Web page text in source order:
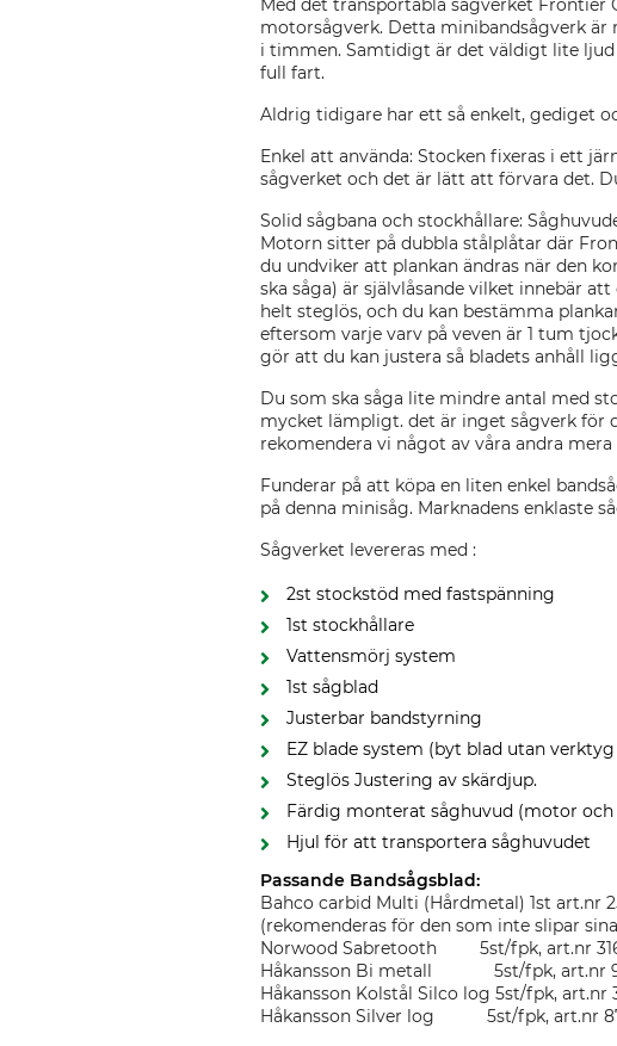
Med det transportabla sågverket Frontier
motorsågverk. Detta minibandsågverk
i timmen. Samtidigt är det väldigt lite
full fart.
Aldrig tidigare har ett så enkelt, gediget
Enkel att använda: Stocken fixeras i ett
sågverket och det är lätt att förvara det.
Solid sågbana och stockhållare:
Motorn sitter på dubbla stålplåtar där
du undviker att plankan ändras när den
ska såga) är självlåsande vilket innebär
helt steglös, och du kan bestämma
eftersom varje varv på veven är 1 tum
gör att du kan justera så bladets anhåll
Du som ska såga lite mindre antal med
mycket lämpligt. det är inget sågverk för
rekomendera vi något av våra andra
Funderar på att köpa en liten enkel
på denna minisåg. Marknadens enklaste
Sågverket levereras med :
2st stockstöd med fastspänning
1st stockhållare
Vattensmörj system
1st sågblad
Justerbar bandstyrning
EZ blade system (byt blad utan
Steglös Justering av skärdjup.
Färdig monterat såghuvud (motor och
Hjul för att transportera såghuvudet
Passande Bandsågsblad:
Bahco carbid Multi (Hårdmetal) 1st art.nr
(rekomenderas för den som inte slipar
Norwood Sabretooth 5st/fpk, art.nr
Håkansson Bi metall 5st/fpk, art.nr
Håkansson Kolstål Silco log 5st/fpk, art.nr
Håkansson Silver log 5st/fpk, art.nr